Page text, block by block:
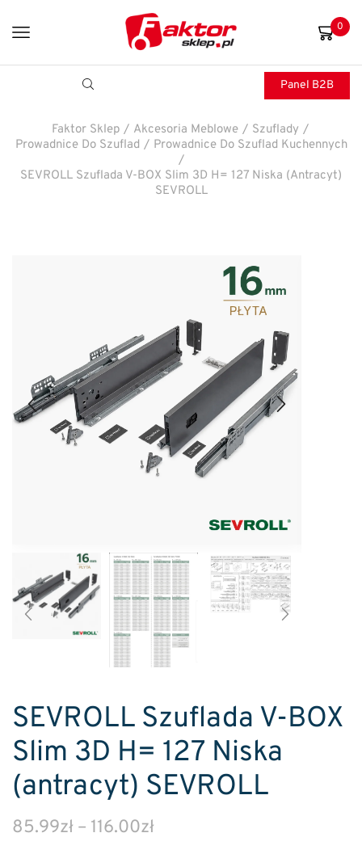
0
Panel B2B
Faktor Sklep / Akcesoria Meblowe / Szuflady /
Prowadnice Do Szuflad / Prowadnice Do Szuflad Kuchennych
/
SEVROLL Szuflada V-BOX Slim 3D H= 127 Niska (antracyt)
SEVROLL
SEVROLL Szuflada V-BOX
Slim 3D H= 127 Niska
(antracyt) SEVROLL
85.99zł – 116.00zł